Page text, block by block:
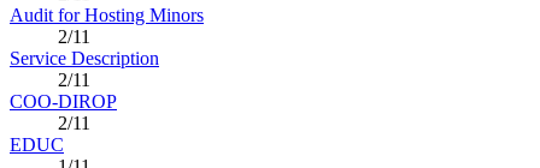
Audit for Hosting Minors
2/11
Service Description
2/11
COO-DIROP
2/11
EDUC